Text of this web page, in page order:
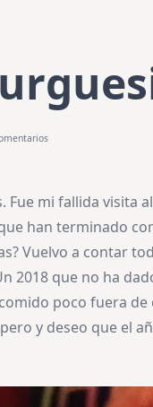
En
Fue mi fallida visita al
han terminado
Vuelvo a contar
2018 que no ha
poco fuera de
y deseo que el